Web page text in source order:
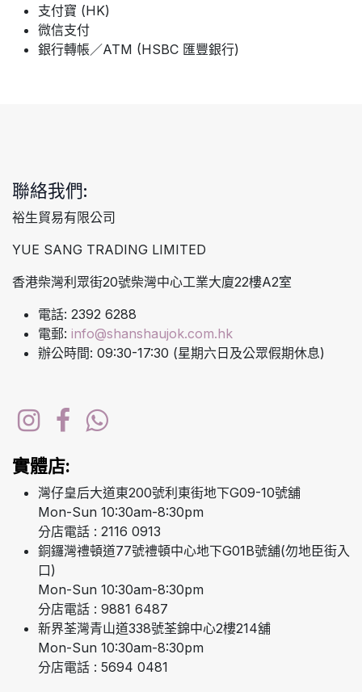
支付寶 (HK)
微信支付
銀行轉帳／ATM (HSBC 匯豐銀行)
聯絡我們:
裕生貿易有限公司
YUE SANG TRADING LIMITED
香港柴灣利眾街20號柴灣中心工業大廈22樓A2室
電話: 2392 6288
電郵: info@shanshaujok.com.hk
辦公時間: 09:30-17:30 (星期六日及公眾假期休息)
實體店:
灣仔皇后大道東200號利東街地下G09-10號舖
Mon-Sun 10:30am-8:30pm
分店電話 : 2116 0913
銅鑼灣禮頓道77號禮頓中心地下G01B號舖(勿地臣街入
口)
Mon-Sun 10:30am-8:30pm
分店電話 : 9881 6487
新界荃灣青山道338號荃錦中心2樓214舖
Mon-Sun 10:30am-8:30pm
分店電話 : 5694 0481